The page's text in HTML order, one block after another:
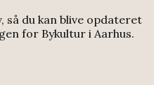
så du kan blive opdateret
for Bykultur i Aarhus.